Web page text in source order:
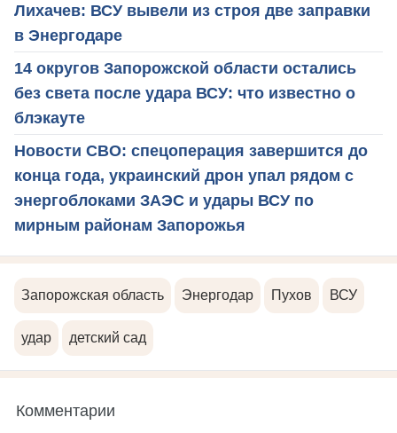
Лихачев: ВСУ вывели из строя две заправки
в Энергодаре
14 округов Запорожской области остались
без света после удара ВСУ: что известно о
блэкауте
Новости СВО: спецоперация завершится до
конца года, украинский дрон упал рядом с
энергоблоками ЗАЭС и удары ВСУ по
мирным районам Запорожья
Запорожская область Энергодар Пухов ВСУ
удар детский сад
Комментарии